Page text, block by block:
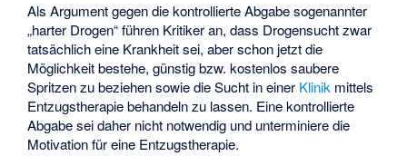
Als Argument gegen die kontrollierte Abgabe sogenannter
„harter Drogen“ führen Kritiker an, dass Drogensucht zwar
tatsächlich eine Krankheit sei, aber schon jetzt die
Möglichkeit bestehe, günstig bzw. kostenlos saubere
Spritzen zu beziehen sowie die Sucht in einer Klinik mittels
Entzugstherapiebehandeln zu lassen. Eine kontrollierte
Abgabe sei daher nicht notwendig und unterminiere die
Motivation für eine Entzugstherapie.